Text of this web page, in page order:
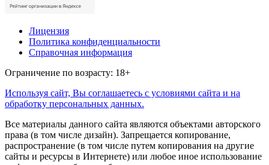
Лицензия
Политика конфиденциальности
Справочная информация
Ограничение по возрасту: 18+
Используя сайт, Вы соглашаетесь с условиями сайта и на
обработку персональных данных.
Все материалы данного сайта являются объектами авторского
права (в том числе дизайн). Запрещается копирование,
распространение (в том числе путем копирования на другие
сайты и ресурсы в Интернете) или любое иное использование